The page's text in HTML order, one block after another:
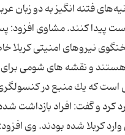
فتنه انگیز به دو زبان
پیدا كنند. مشاوی افزود: پس
نیروهای امنیتی كربلا
و نقشه های شومی برای
كه یك منبع در كنسولگری
و گفت: افراد بازداشت شده
كربلا شده بودند. وی